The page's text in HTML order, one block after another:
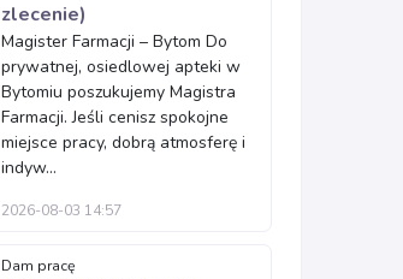
zlecenie)
Magister Farmacji – Bytom Do
prywatnej, osiedlowej apteki w
Bytomiu poszukujemy Magistra
Farmacji. Jeśli cenisz spokojne
miejsce pracy, dobrą atmosferę i
indyw...
2026-08-03 14:57
Dam pracę